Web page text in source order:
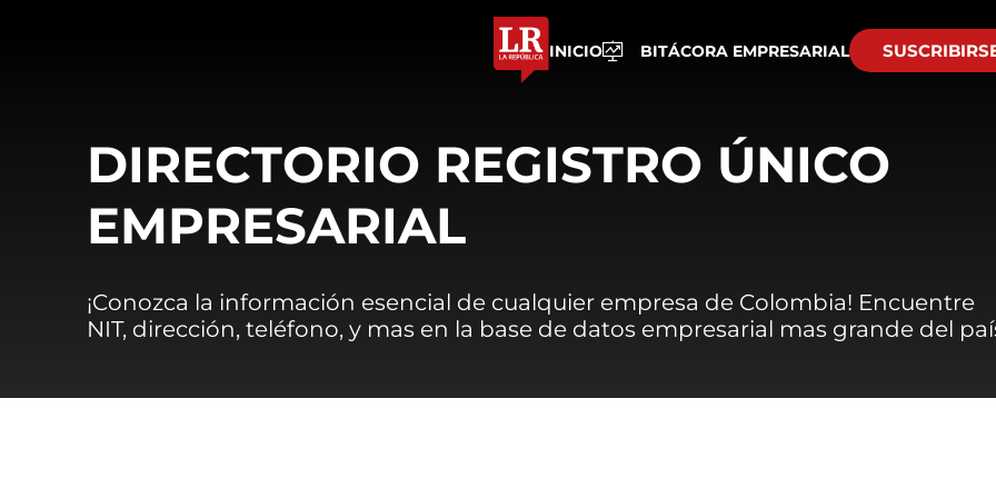
INICIO BITÁCORA EMPRESARIAL
DIRECTORIO REGISTRO ÚNICO
EMPRESARIAL
¡Conozca la información esencial de cualquier empresa de Colombia! Encuentre
NIT, dirección, teléfono, y mas en la base de datos empresarial mas grande del